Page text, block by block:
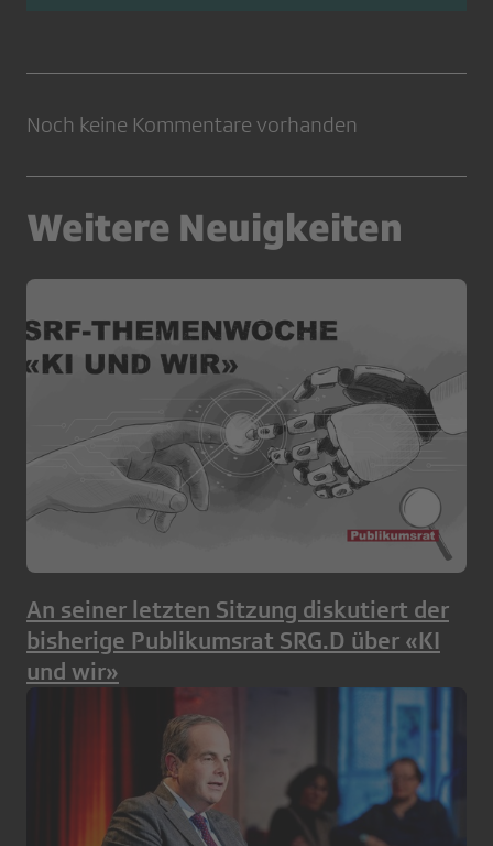
Noch keine Kommentare vorhanden
Weitere Neuigkeiten
An seiner letzten Sitzung diskutiert der
bisherige Publikumsrat SRG.D über «KI
und wir»